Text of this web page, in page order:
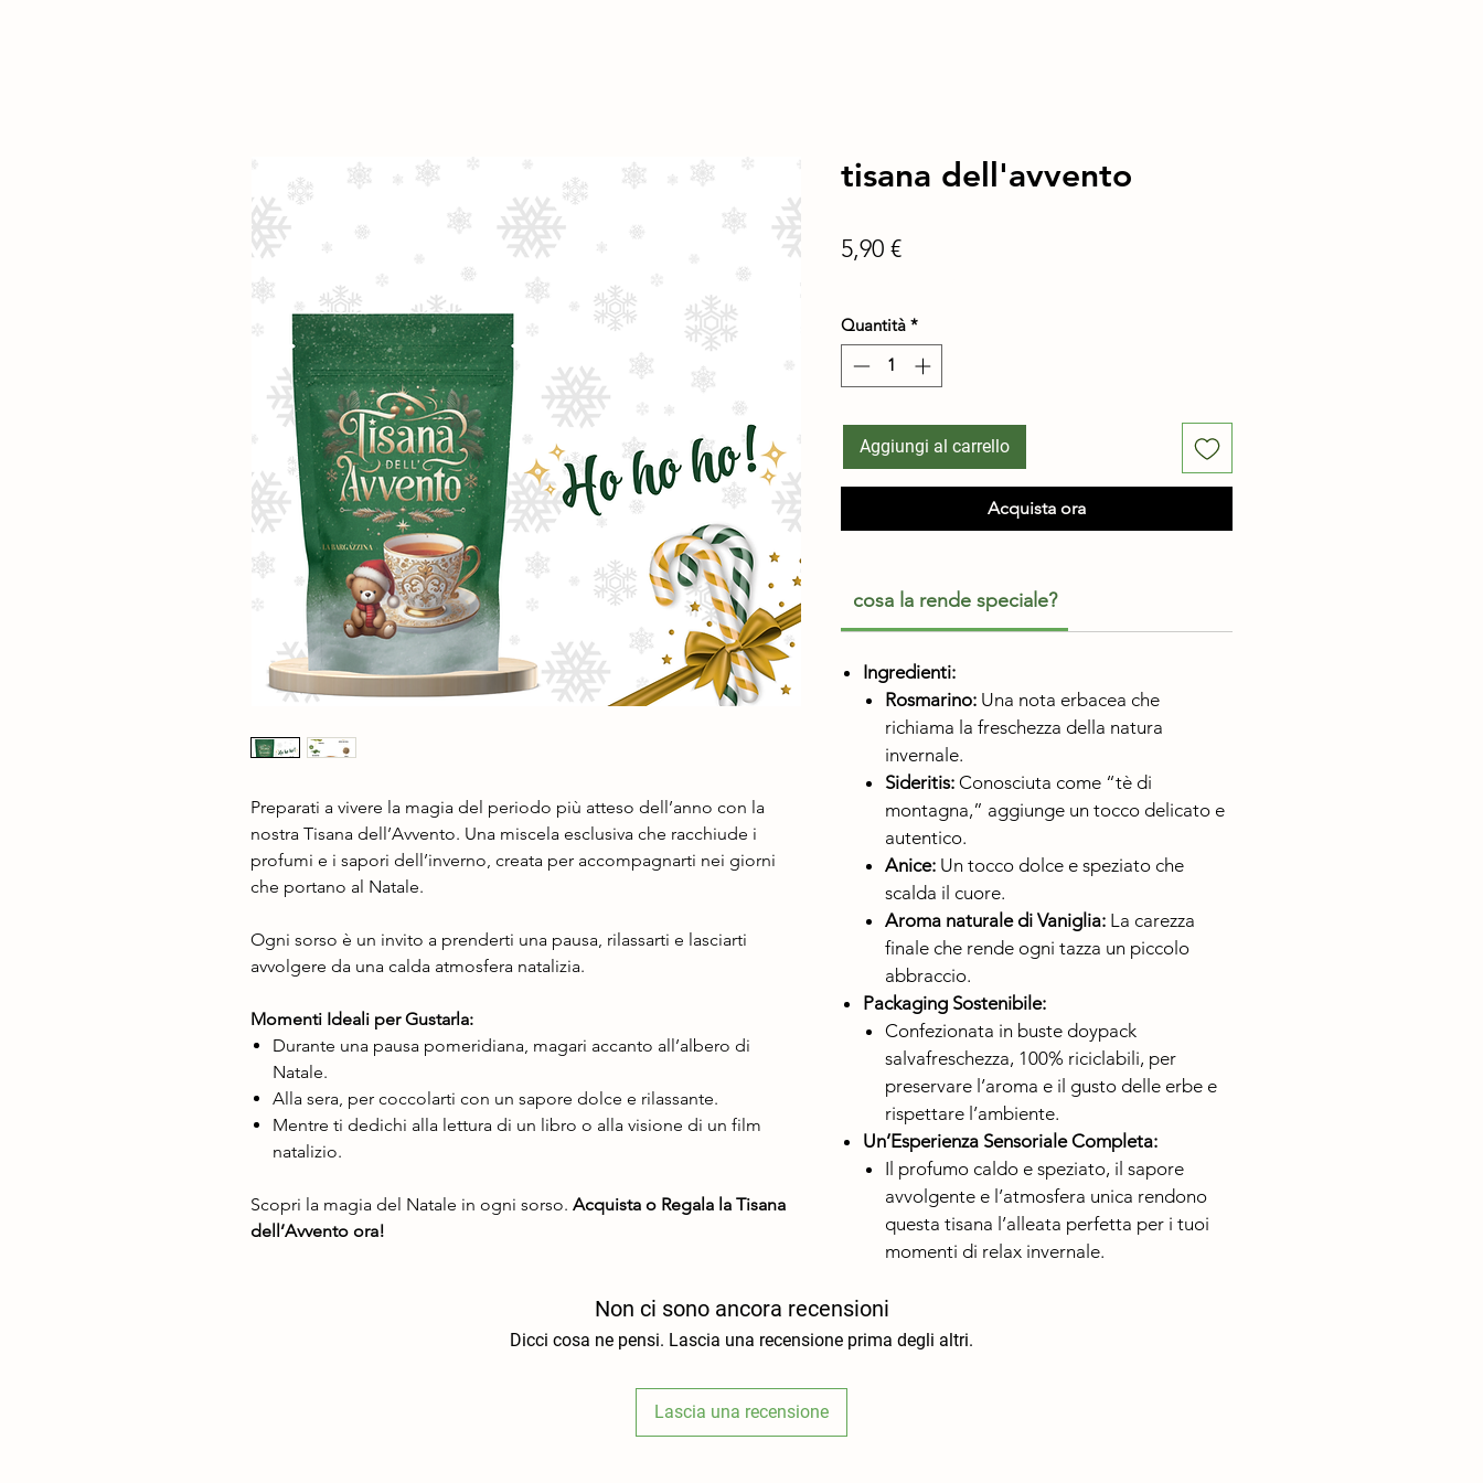
Preparati a vivere la magia del periodo più atteso dell’anno con la
nostra Tisana dell’Avvento. Una miscela esclusiva che racchiude i
profumi e i sapori dell’inverno, creata per accompagnarti nei giorni
che portano al Natale.
Ogni sorso è un invito a prenderti una pausa, rilassarti e lasciarti
avvolgere da una calda atmosfera natalizia.
Momenti Ideali per Gustarla:
Durante una pausa pomeridiana, magari accanto all’albero di
Natale.
Alla sera, per coccolarti con un sapore dolce e rilassante.
Mentre ti dedichi alla lettura di un libro o alla visione di un film
natalizio.
Scopri la magia del Natale in ogni sorso. Acquista o Regala la Tisana
dell’Avvento ora!
tisana dell'avvento
5,90 €Prezzo
Quantità *
Aggiungi al carrello
Acquista ora
cosa la rende speciale?
Ingredienti:
Rosmarino: Una nota erbacea che
richiama la freschezza della natura
invernale.
Sideritis: Conosciuta come “tè di
montagna,” aggiunge un tocco delicato e
autentico.
Anice: Un tocco dolce e speziato che
scalda il cuore.
Aroma naturale di Vaniglia: La carezza
finale che rende ogni tazza un piccolo
abbraccio.
Packaging Sostenibile:
Confezionata in buste doypack
salvafreschezza, 100% riciclabili, per
preservare l’aroma e il gusto delle erbe e
rispettare l’ambiente.
Un’Esperienza Sensoriale Completa:
Il profumo caldo e speziato, il sapore
avvolgente e l’atmosfera unica rendono
questa tisana l’alleata perfetta per i tuoi
momenti di relax invernale.
Non ci sono ancora recensioni
Dicci cosa ne pensi. Lascia una recensione prima degli altri.
Lascia una recensione